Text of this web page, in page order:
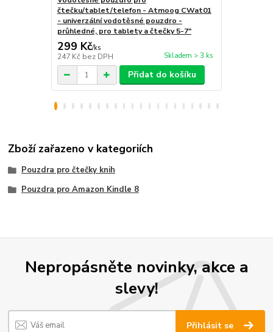
čtečku/tablet/telefon - Atmoog CWat01
- univerzální vodotěsné pouzdro -
průhledné, pro tablety a čtečky 5-7"
299 Kč/ks
247 Kč bez DPH Skladem > 3 ks
Přidat do košíku
Zboží zařazeno v kategoriích
Pouzdra pro čtečky knih
Pouzdra pro Amazon Kindle 8
Nepropásněte novinky, akce a
slevy!
Přihlásit se